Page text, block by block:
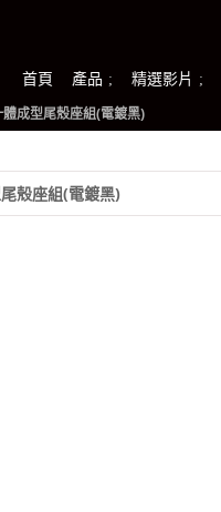
首頁 產品 精選影片
成型尾殼座組(電鍍黑)